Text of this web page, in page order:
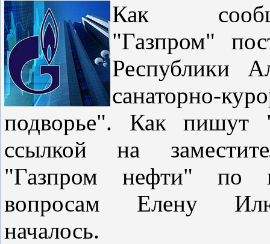
Как
"Газпром"
Республики
санаторно-
подворье". Как пишут
ссылкой на
"Газпром нефти" по
вопросам Елену
началось.